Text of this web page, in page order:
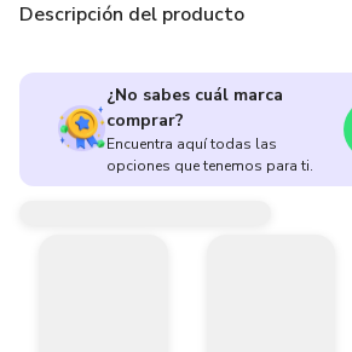
Descripción del producto
¿No sabes cuál marca
comprar?
Encuentra aquí todas las
opciones que tenemos para ti.